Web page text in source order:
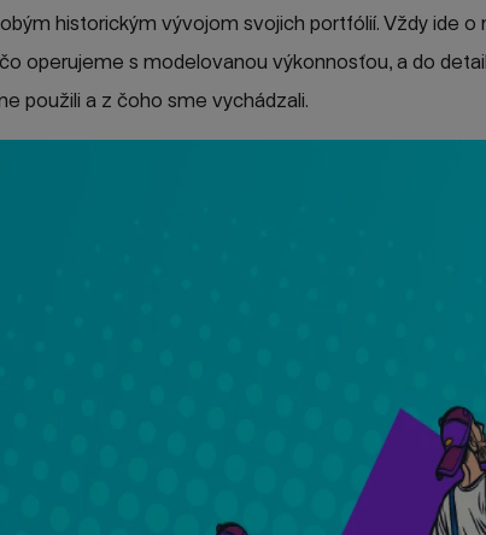
historickým vývojom svojich portfólií. Vždy ide o
operujeme s modelovanou výkonnosťou, a do
použili a z čoho sme vychádzali.